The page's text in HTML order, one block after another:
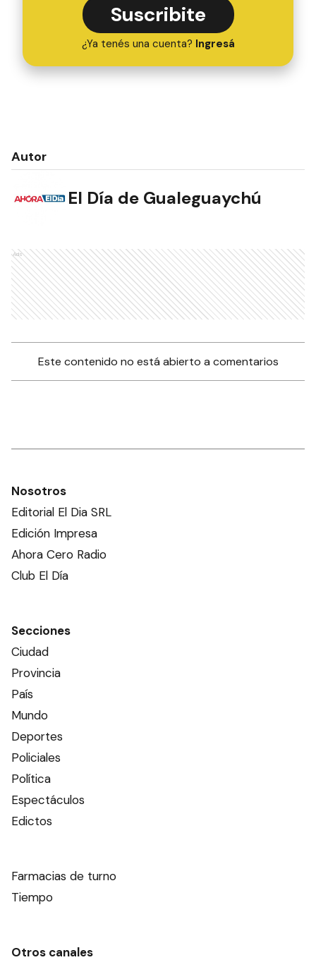
Suscribite
¿Ya tenés una cuenta? Ingresá
Autor
El Día de Gualeguaychú
Ads
Este contenido no está abierto a comentarios
Nosotros
Editorial El Dia SRL
Edición Impresa
Ahora Cero Radio
Club El Día
Secciones
Ciudad
Provincia
País
Mundo
Deportes
Policiales
Política
Espectáculos
Edictos
Farmacias de turno
Tiempo
Otros canales